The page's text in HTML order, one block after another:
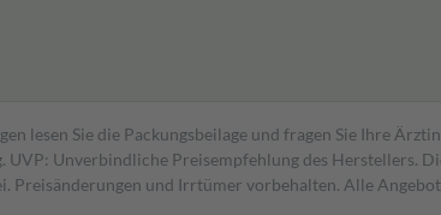
lesen Sie die Packungsbeilage und fragen Sie Ihre
Unverbindliche Preisempfehlung des Herstellers.
Preisänderungen und Irrtümer vorbehalten. Alle